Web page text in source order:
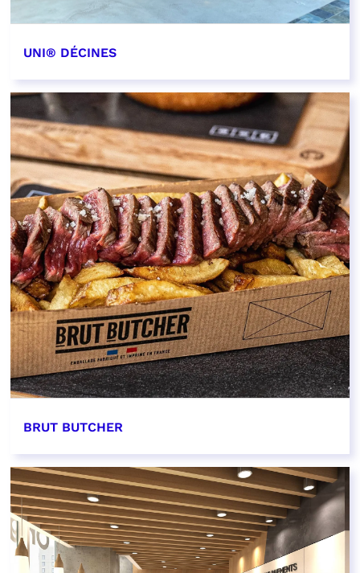
UNI® DÉCINES
EN SAVOIR PLUS
BRUT BUTCHER
EN SAVOIR PLUS